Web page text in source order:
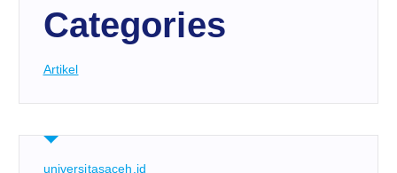
Categories
Artikel
universitasaceh.id